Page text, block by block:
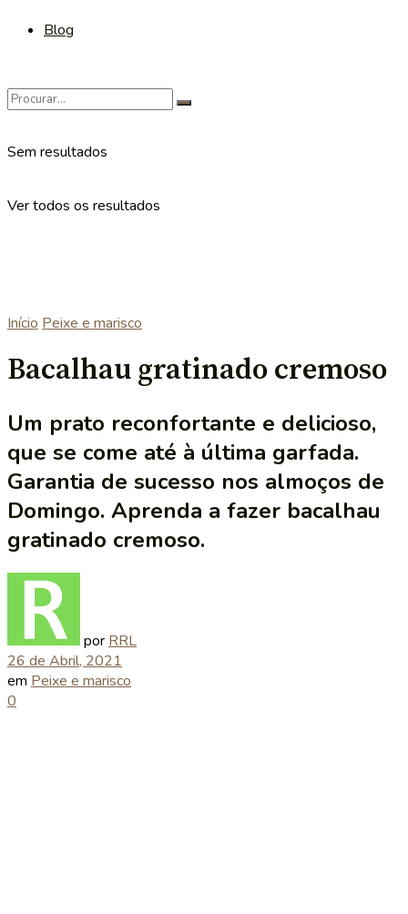
Blog
Sem resultados
Ver todos os resultados
Início Peixe e marisco
Bacalhau gratinado cremoso
Um prato reconfortante e delicioso,
que se come até à última garfada.
Garantia de sucesso nos almoços de
Domingo. Aprenda a fazer bacalhau
gratinado cremoso.
por RRL
26 de Abril, 2021
em Peixe e marisco
0